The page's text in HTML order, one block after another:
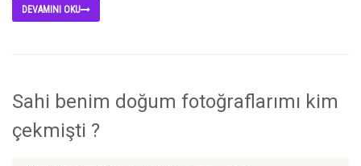
DEVAMINI OKU
Sahi benim doğum fotoğraflarımı kim
çekmişti ?